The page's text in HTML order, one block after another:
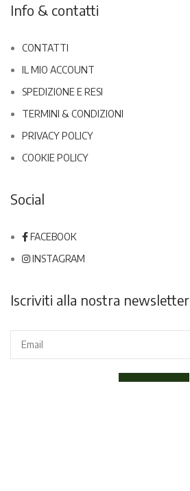
Info & contatti
CONTATTI
IL MIO ACCOUNT
SPEDIZIONE E RESI
TERMINI & CONDIZIONI
PRIVACY POLICY
COOKIE POLICY
Social
FACEBOOK
INSTAGRAM
Iscriviti alla nostra newsletter